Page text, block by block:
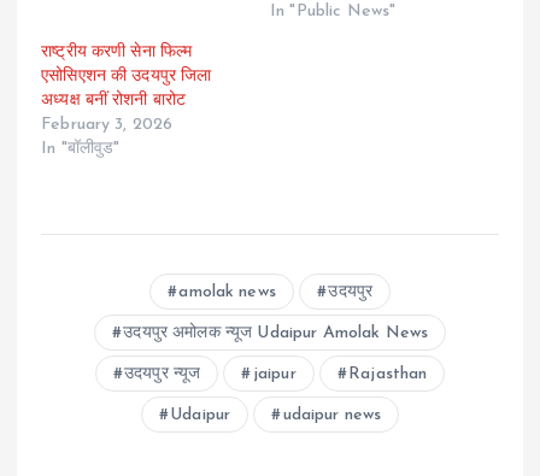
In "Public News"
राष्ट्रीय करणी सेना फिल्म
एसोसिएशन की उदयपुर जिला
अध्यक्ष बनीं रोशनी बारोट
February 3, 2026
In "बॉलीवुड"
amolak news उदयपुर
उदयपुर अमोलक न्यूज Udaipur Amolak News
उदयपुर न्यूज jaipur Rajasthan
Udaipur udaipur news